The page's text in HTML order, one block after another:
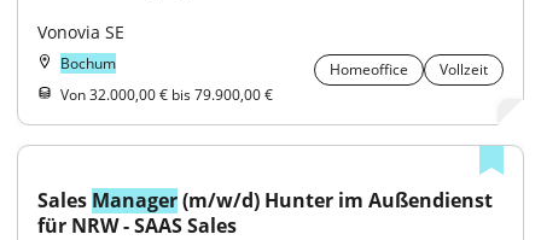
Vonovia SE
Bochum Homeoffice
Vollzeit
Von 32.000,00 € bis 79.900,00 €
Sales Manager (m/w/d) Hunter im Außendienst
für NRW - SAAS Sales